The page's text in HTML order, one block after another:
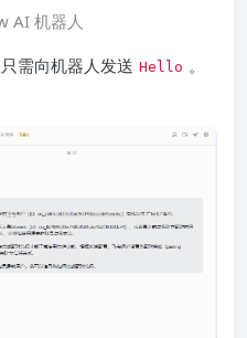
AI 机器人
需向机器人发送 Hello 。